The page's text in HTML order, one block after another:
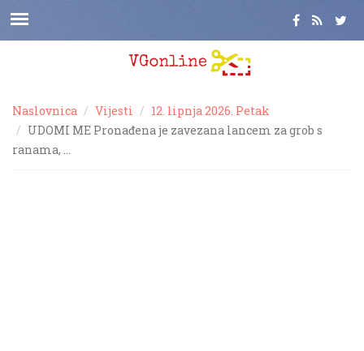
Naslovnica Vijesti
12. lipnja 2026. Petak
UDOMI ME Pronađena je zavezana lancem za grob s
ranama, …